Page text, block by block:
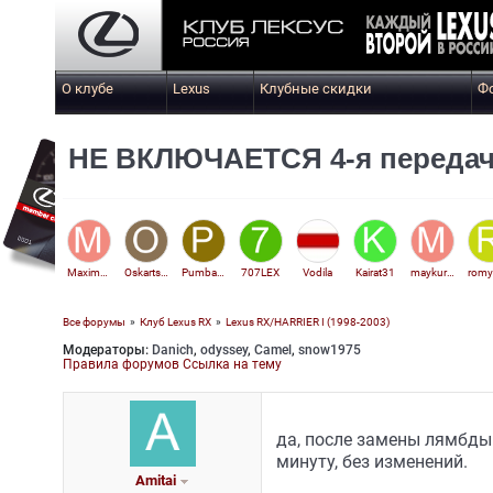
О клубе Lexus Клубные скидки
НЕ ВКЛЮЧАЕТСЯ 4-я
Maxim_092 Oskartsoy@gmail.com PumbaRX 707LEX Vodila Kairat31 maykur28
Amitai
Все форумы » Клуб Lexus RX» Lexus RX/HARRIER I (1998-2003)
Модераторы: Danich, odyssey, Camel , snow1975
Правила форумов Ссылка на тему
Amitai
да, после замены
минуту, без изменений.